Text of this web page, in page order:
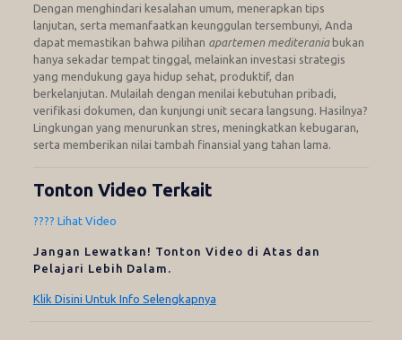
Dengan menghindari kesalahan umum, menerapkan tips
lanjutan, serta memanfaatkan keunggulan tersembunyi, Anda
dapat memastikan bahwa pilihan apartemen mediteraniabukan
hanya sekadar tempat tinggal, melainkan investasi strategis
yang mendukung gaya hidup sehat, produktif, dan
berkelanjutan. Mulailah dengan menilai kebutuhan pribadi,
verifikasi dokumen, dan kunjungi unit secara langsung. Hasilnya?
Lingkungan yang menurunkan stres, meningkatkan kebugaran,
serta memberikan nilai tambah finansial yang tahan lama.
Tonton Video Terkait
???? Lihat Video
Jangan Lewatkan! Tonton Video di Atas dan
Pelajari Lebih Dalam.
Klik Disini Untuk Info Selengkapnya